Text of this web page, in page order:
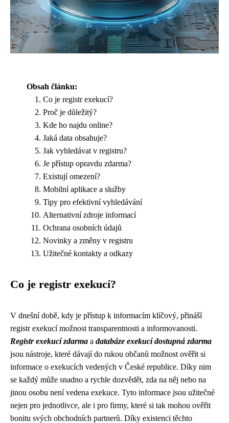
Obsah článku:
Co je registr exekucí?
Proč je důležitý?
Kde ho najdu online?
Jaká data obsahuje?
Jak vyhledávat v registru?
Je přístup opravdu zdarma?
Existují omezení?
Mobilní aplikace a služby
Tipy pro efektivní vyhledávání
Alternativní zdroje informací
Ochrana osobních údajů
Novinky a změny v registru
Užitečné kontakty a odkazy
Co je registr exekucí?
V dnešní době, kdy je přístup k informacím klíčový, přináší
registr exekucí možnost transparentnosti a informovanosti.
Registr exekucí zdarma a databáze exekucí dostupná zdarma
jsou nástroje, které dávají do rukou občanů možnost ověřit si
informace o exekucích vedených v České republice. Díky nim
se každý může snadno a rychle dozvědět, zda na něj nebo na
jinou osobu není vedena exekuce. Tyto informace jsou užitečné
nejen pro jednotlivce, ale i pro firmy, které si tak mohou ověřit
bonitu svých obchodních partnerů. Díky existenci těchto